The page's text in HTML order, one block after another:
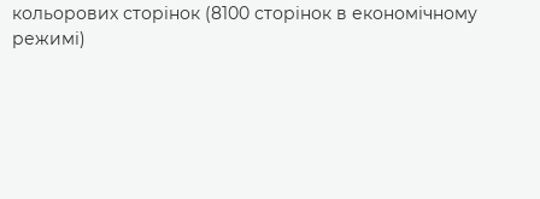
кольорових сторінок (8100 сторінок в економічному
режимі)